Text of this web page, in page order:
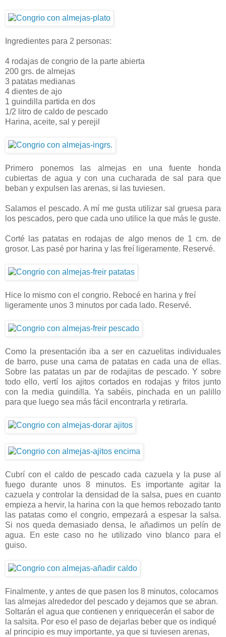
Ingredientes para 2 personas:
4 rodajas de congrio de la parte abierta
200 grs. de almejas
3 patatas medianas
4 dientes de ajo
1 guindilla partida en dos
1/2 litro de caldo de pescado
Harina, aceite, sal y perejil
Primero ponemos las almejas en una fuente honda
cubiertas de agua y con una cucharada de sal para que
beban y expulsen las arenas, si las tuviesen.
Salamos el pescado. A mí me gusta utilizar sal gruesa para
los pescados, pero que cada uno utilice la que más le guste.
Corté las patatas en rodajas de algo menos de 1 cm. de
grosor. Las pasé por harina y las freí ligeramente. Reservé.
Hice lo mismo con el congrio. Rebocé en harina y freí
ligeramente unos 3 minutos por cada lado. Reservé.
Como la presentación iba a ser en cazuelitas individuales
de barro, puse una cama de patatas en cada una de ellas.
Sobre las patatas un par de rodajitas de pescado. Y sobre
todo ello, vertí los ajitos cortados en rodajas y fritos junto
con la media guindilla. Ya sabéis, pinchada en un palillo
para que luego sea más fácil encontrarla y retirarla.
Cubrí con el caldo de pescado cada cazuela y la puse al
fuego durante unos 8 minutos. Es importante agitar la
cazuela y controlar la densidad de la salsa, pues en cuanto
empieza a hervir, la harina con la que hemos rebozado tanto
las patatas como el congrio, empezará a espesar la salsa.
Si nos queda demasiado densa, le añadimos un pelín de
agua. En este caso no he utilizado vino blanco para el
guiso.
Finalmente, y antes de que pasen los 8 minutos, colocamos
las almejas alrededor del pescado y dejamos que se abran.
Soltarán el agua que contienen y enriquecerán el sabor de
la salsita. Por eso el paso de dejarlas beber que os indiqué
al principio es muy importante, ya que si tuviesen arenas,